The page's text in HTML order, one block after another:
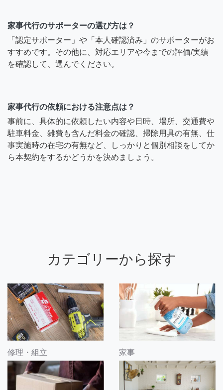
家事代行のサポーターの選び方は？
「認定サポーター」や「本人確認済み」のサポーターがお
すすめです。その他に、対応エリアや今までの評価/実績
を確認して、選んでください。
家事代行の依頼における注意点は？
事前に、具体的に依頼したい内容や日時、場所、交通費や
駐車料金、雑費も含んだ料金の確認、掃除用具の有無、仕
事実施時の在宅の有無など、しっかりと個別相談をしてか
ら本契約をするかどうかを決めましょう。
カテゴリーから探す
修理・組立 家事